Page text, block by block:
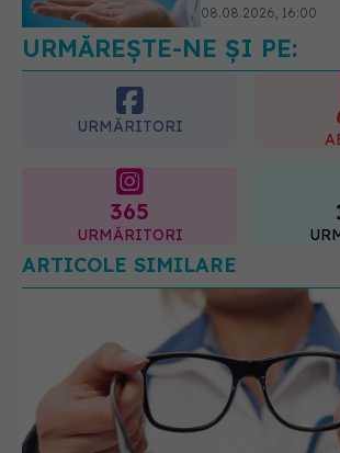
08.08.2026, 20:00
URMĂREȘTE-NE ȘI PE:
URMĂRITORI
365
URMĂRITORI
ARTICOLE SIMILARE